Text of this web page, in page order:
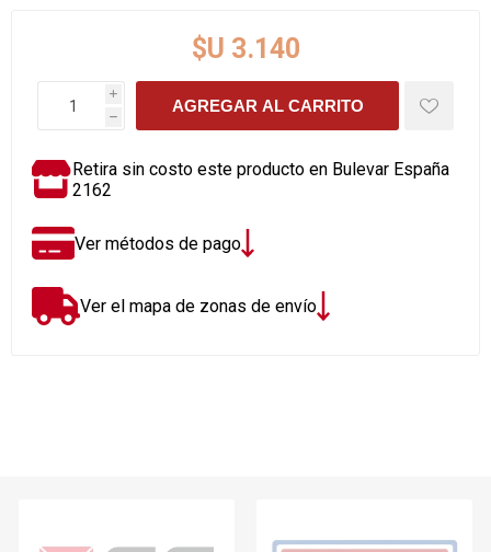
$U 3.140
i
h
AGREGAR AL CARRITO
Retira sin costo este producto en Bulevar España
2162
Ver métodos de pago
Ver el mapa de zonas de envío